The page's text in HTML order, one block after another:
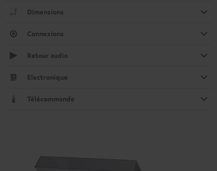
Dimensions
Connexions
Retour audio
Electronique
Télécommande